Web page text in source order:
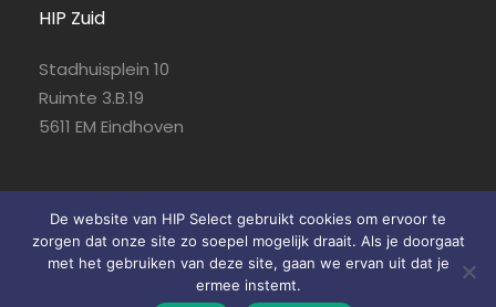
HIP Zuid
Stadhuisplein 10
Ruimte 3.B.19
5611 EM Eindhoven
© HIPselect
Vin Media
De website van HIP Select gebruikt cookies om ervoor te
zorgen dat onze site zo soepel mogelijk draait. Als je doorgaat
met het gebruiken van deze site, gaan we ervan uit dat je
ermee instemt.